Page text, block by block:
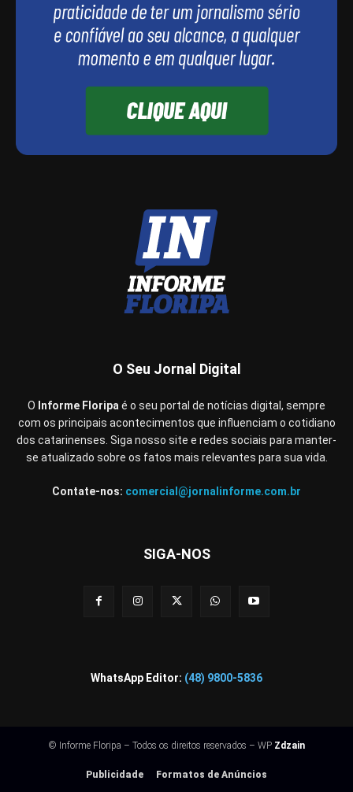
O Seu Jornal Digital
O Informe Floripaé o seu portal de notícias digital, sempre
com os principais acontecimentos que influenciam o cotidiano
dos catarinenses. Siga nosso site e redes sociais para manter-
se atualizado sobre os fatos mais relevantes para sua vida.
Contate-nos: comercial@jornalinforme.com.br
SIGA-NOS
WhatsApp Editor: (48) 9800-5836
© Informe Floripa – Todos os direitos reservados – WP Zdzain
Publicidade Formatos de Anúncios